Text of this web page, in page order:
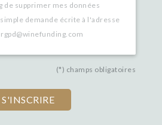
de supprimer mes données
demande écrite à l'adresse
(*) champs obligatoires